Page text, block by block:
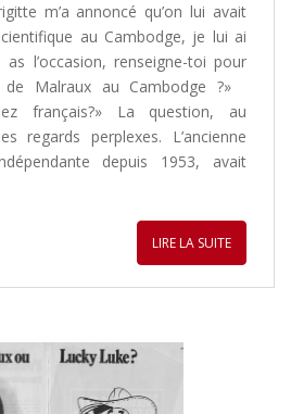
m’a annoncé qu’on lui avait
au Cambodge, je lui ai
l’occasion, renseigne-toi pour
Malraux au Cambodge ?»
français?» La question, au
regards perplexes. L’ancienne
depuis 1953, avait
LIRE LA SUITE